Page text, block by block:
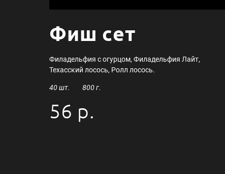
Фиш сет
Филадельфия с огурцом, Филадельфия Лайт,
Техасский лосось, Ролл лосось.
40 шт. 800 г.
56 р.